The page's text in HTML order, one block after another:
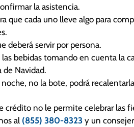
la asistencia.
que cada uno lleve algo para
deberá servir por persona.
bebidas tomando en cuenta la
de Navidad.
no la bote, podrá
crédito no le permite celebrar las
al (855) 380-8323 y un